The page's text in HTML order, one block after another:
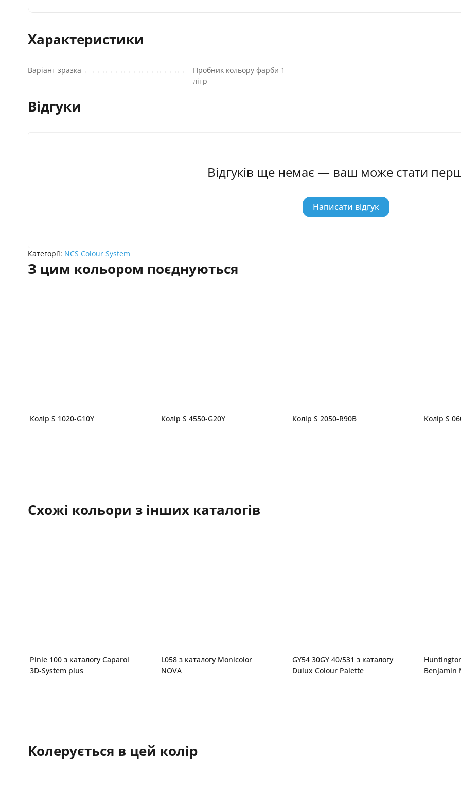
Характеристики
Варіант зразка
Пробник кольору фарби 1
літр
Відгуки
Відгуків ще немає — ваш може стати
Написати відгук
Категорії: NCS Colour System
З цим кольором поєднуються
Колір S 1020-G10Y Колір S 4550-G20Y Колір S 2050-R90B Колір S
Схожі кольори з інших каталогів
Pinie 100 з каталогу Caparol
3D-System plus
L058 з каталогу Monicolor
NOVA
GY54 30GY 40/531 з каталогу
Dulux Colour Palette
Benjamin
Колерується в цей колір